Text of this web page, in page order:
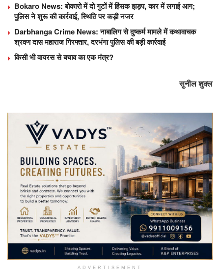
Bokaro News: बोकारो में दो गुटों में हिंसक झड़प, कार में लगाई आग;
पुलिस ने शुरू की कार्रवाई, स्थिति पर कड़ी नजर
Darbhanga Crime News: नाबालिग से दुष्कर्म मामले में कथावाचक
श्रवण दास महाराज गिरफ्तार, दरभंगा पुलिस की बड़ी कार्रवाई
किसी भी वायरस से बचाव का एक मंत्र?
सुनील शुक्ल
ADVERTISEMENT